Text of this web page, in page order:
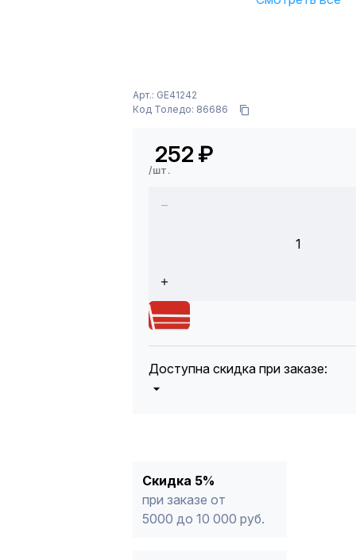
Арт.: GE41242
Код Толедо: 86686
252 ₽
/шт.
1
Доступна скидка при заказе:
* -Для заказов, состоящих
продукции, максимальная скидка
Скидка 5%
при заказе от
5000 до 10 000 руб.